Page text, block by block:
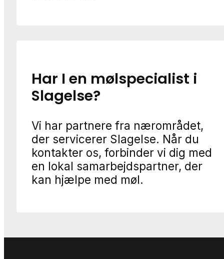
Har I en mølspecialist i
Slagelse?
Vi har partnere fra nærområdet,
der servicerer Slagelse. Når du
kontakter os, forbinder vi dig med
en lokal samarbejdspartner, der
kan hjælpe med møl.